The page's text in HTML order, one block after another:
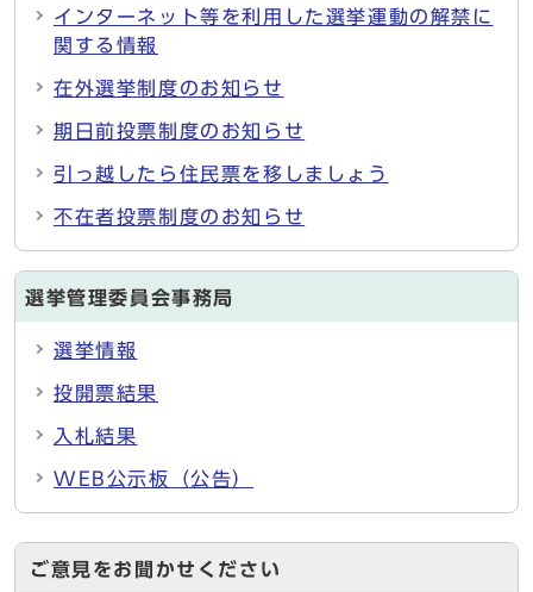
インターネット等を利用した選挙運動の解禁に
関する情報
在外選挙制度のお知らせ
期日前投票制度のお知らせ
引っ越したら住民票を移しましょう
不在者投票制度のお知らせ
選挙管理委員会事務局
選挙情報
投開票結果
入札結果
WEB公示板（公告）
ご意見をお聞かせください